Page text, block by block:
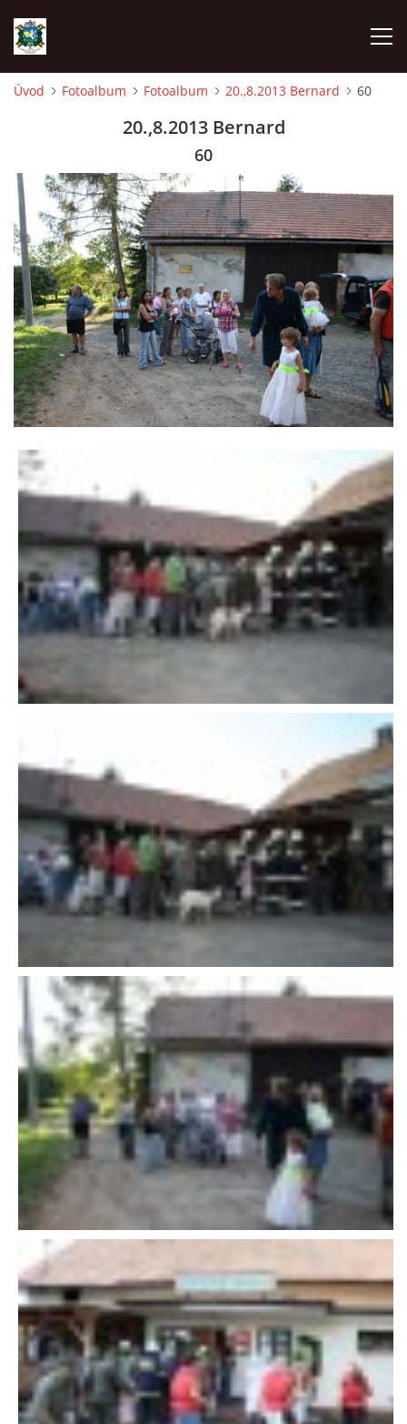
LÁVKA
FICHTLCUP
PŘIHLAŠOVACÍ FORMULÁŘ NA FICHTLCUP 2026
LISTINA PŘIHLÁŠENÝCH ZÁVODNÍKŮ FICHTLCUP 2026
SCHŮZE
BRIGÁDY
SEZNAM ČLENŮ SDH
HISTORIE
VAROVÁNÍ OBYVATELSTVA
HASIČSKÉ DESATERO
SVATÝ FLORIÁN
ODKAZY NA WWW.STRÁNKY
Kontakt
SDH Licomělice
538 03 Heřmanův Městec
Bankovní spojení:
224985128/0600
IČO: 64782832
Gmail: sdhlicomelice@gmail.com
sdhlicomelice@seznam.cz
© 2026 eStránky.cz
Úvod Fotoalbum Fotoalbum 20.,8.2013 Bernard 60
20.,8.2013 Bernard
60